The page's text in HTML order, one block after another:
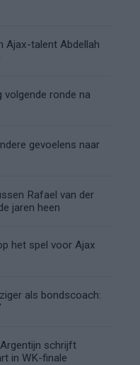
Ajax-talent Abdellah
ronde na
gevoelens naar
Rafael van der
jaren heen
het spel voor Ajax
als bondscoach:
schrijft
in WK-finale